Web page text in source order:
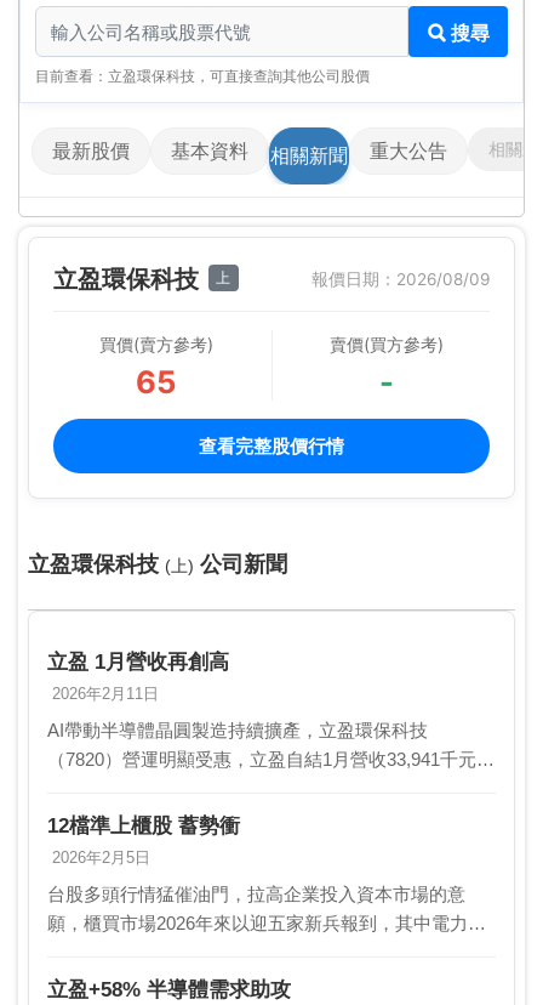
搜尋
目前查看：立盈環保科技，可直接查詢其他公司股價
最新股價 基本資料 相關新聞 重大公告 相關影
立盈環保科技 上 報價日期：2026/08/09
買價(賣方參考)
65
賣價(買方參考)
-
查看完整股價行情
立盈環保科技 (上) 公司新聞
立盈 1月營收再創高
2026年2月11日
AI帶動半導體晶圓製造持續擴產，立盈環保科技
（7820）營運明顯受惠，立盈自結1月營收33,941千元，
淡。立盈環保科技（7820）專攻半導體製造…
12檔準上櫃股 蓄勢衝
2026年2月5日
台股多頭行情猛催油門，拉高企業投入資本市場的意
願，櫃買市場2026年來以迎五家新兵報到，其中電力系
147.38％，股價翻倍成長，蜜月行情甜滋滋；而展…
立盈+58% 半導體需求助攻